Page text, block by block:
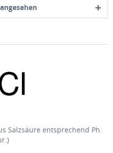
Salzsäure entsprechend Ph.